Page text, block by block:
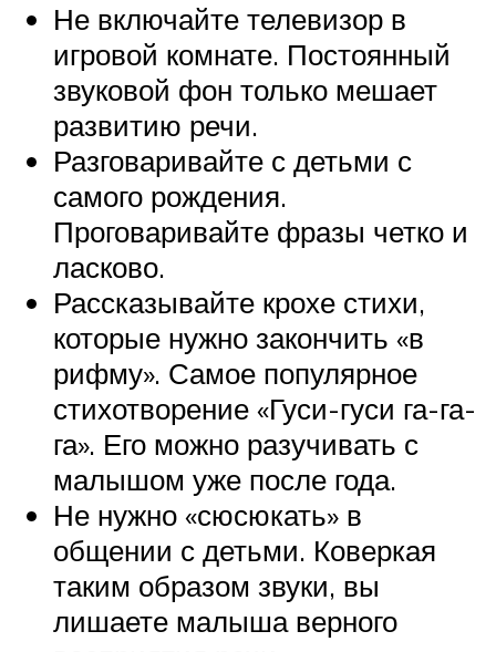
Не включайте телевизор в
игровой комнате. Постоянный
звуковой фон только мешает
развитию речи.
Разговаривайте с детьми с
самого рождения.
Проговаривайте фразы четко и
ласково.
Рассказывайте крохе стихи,
которые нужно закончить «в
рифму». Самое популярное
стихотворение «Гуси-гуси га-га-
га». Его можно разучивать с
малышом уже после года.
Не нужно «сюсюкать» в
общении с детьми. Коверкая
таким образом звуки, вы
лишаете малыша верного